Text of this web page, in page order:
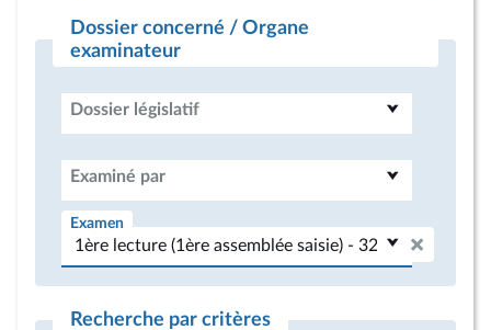
Dossier concerné / Organe
examinateur
Dossier législatif
Examiné par
Examen
Recherche par critères